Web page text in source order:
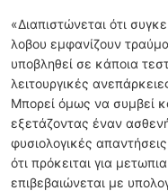
«Διαπιστώνεται ότι
λοβου εμφανίζουν
υποβληθεί σε κάποια
λειτουργικές
Μπορεί όμως να συμβεί
εξετάζοντας έναν
φυσιολογικές
ότι πρόκειται για
επιβεβαιώνεται με